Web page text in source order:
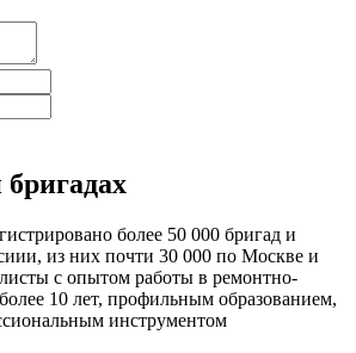
более 50 000 бригад и
из них почти 30 000 по Москве и
с опытом работы в ремонтно-
10 лет, профильным образованием,
инструментом